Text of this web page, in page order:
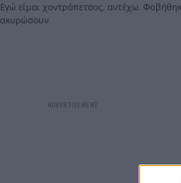
Εγώ είμαι χοντρόπετσος, αντέχω.
ακυρώσουν.